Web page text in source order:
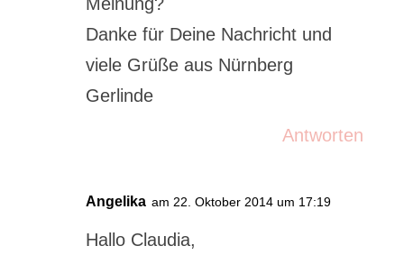
Danke für Deine Nachricht und
viele Grüße aus Nürnberg
Gerlinde
Antworten
Angelika am 22. Oktober 2014 um 17:19
Hallo Claudia,